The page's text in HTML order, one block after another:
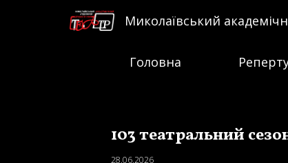
Миколаївський
Головна
103 театральний
28.06.2026